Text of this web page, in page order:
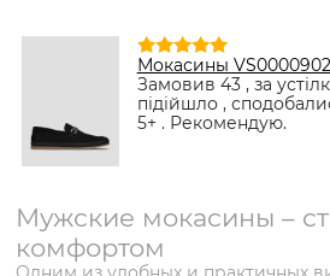
популярный товар
Мокасины
Бежевый -
Мокасины
Замовив 43 , за
підійшло ,
5+ . Рекомендую.
Мужские мокасины –
комфортом